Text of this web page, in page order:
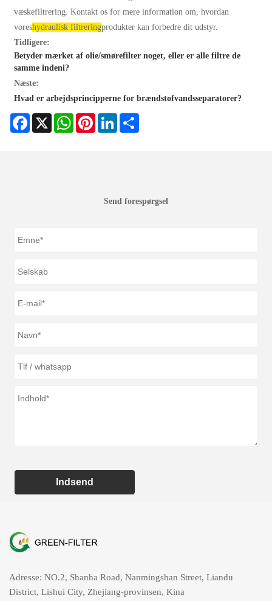
væskefiltrering. Kontakt os for mere information om, hvordan
voreshydraulisk filtreringprodukter kan forbedre dit udstyr.
Tidligere:
Betyder mærket af olie/smørefilter noget, eller er alle filtre de
samme indeni?
Næste:
Hvad er arbejdsprincipperne for brændstofvandsseparatorer?
Facebook
X WhatsAppPinterestLinkedIn
Send forespørgsel
Indsend
Adresse: NO.2, Shanha Road, Nanmingshan Street, Liandu
District, Lishui City, Zhejiang-provinsen, Kina